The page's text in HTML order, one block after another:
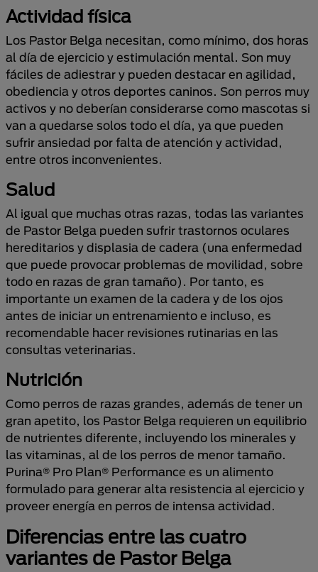
Actividad física
Los Pastor Belga necesitan, como mínimo, dos horas
al día de ejercicio y estimulación mental. Son muy
fáciles de adiestrar y pueden destacar en agilidad,
obediencia y otros deportes caninos. Son perros muy
activos y no deberían considerarse como mascotas si
van a quedarse solos todo el día, ya que pueden
sufrir ansiedad por falta de atención y actividad,
entre otros inconvenientes.
Salud
Al igual que muchas otras razas, todas las variantes
de Pastor Belga pueden sufrir trastornos oculares
hereditarios y displasia de cadera (una enfermedad
que puede provocar problemas de movilidad, sobre
todo en razas de gran tamaño). Por tanto, es
importante un examen de la cadera y de los ojos
antes de iniciar un entrenamiento e incluso, es
recomendable hacer revisiones rutinarias en las
consultas veterinarias.
Nutrición
Como perros de razas grandes, además de tener un
gran apetito, los Pastor Belga requieren un equilibrio
de nutrientes diferente, incluyendo los minerales y
las vitaminas, al de los perros de menor tamaño.
Purina® Pro Plan® Performance es un alimento
formulado para generar alta resistencia al ejercicio y
proveer energía en perros de intensa actividad.
Diferencias entre las cuatro
variantes de Pastor Belga